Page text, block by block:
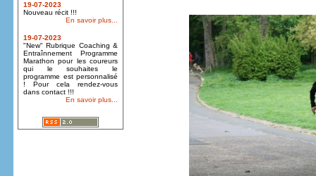
19-07-2023
Nouveau récit !!!
En savoir plus...
19-07-2023
"New" Rubrique Coaching &
Entraînnement Programme
Marathon pour les coureurs
qui le souhaites le
programme est personnalisé
! Pour cela rendez-vous
dans contact !!!
En savoir plus...